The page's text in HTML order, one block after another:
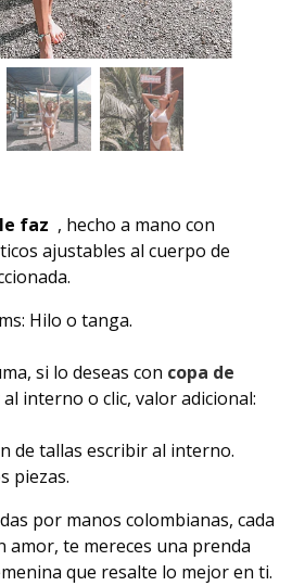
faz , hecho a mano con
ajustables al cuerpo de
Hilo o tanga.
si lo deseas con copa de
interno o clic, valor adicional:
de tallas escribir al interno.
piezas.
por manos colombianas, cada
amor, te mereces una prenda
que resalte lo mejor en ti.